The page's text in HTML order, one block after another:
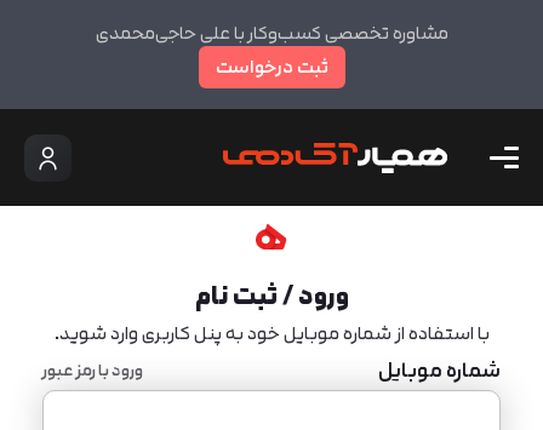
مشاوره تخصصی کسب‌وکار با علی حاجی‌محمدی
ثبت درخواست
ورود / ثبت نام
با استفاده از شماره موبایل خود به پنل کاربری وارد شوید.
شماره موبایل ورود با رمز عبور